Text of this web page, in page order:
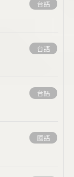
台語
台語
台語
國語